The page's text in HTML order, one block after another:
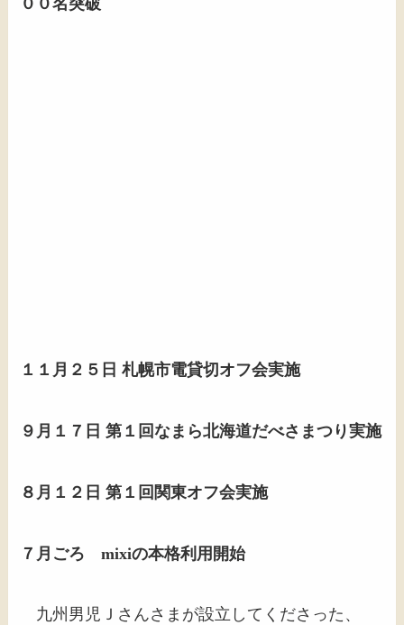
００名突破
１１月２５日 札幌市電貸切オフ会実施
９月１７日 第１回なまら北海道だべさまつり実施
８月１２日 第１回関東オフ会実施
７月ごろ mixiの本格利用開始
九州男児Ｊさんさまが設立してくださった、